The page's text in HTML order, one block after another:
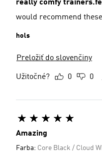
really comfy
would recommend
hols
Preložiť do slovenčiny
Užitočné? 0 0
Amazing
Farba: Core Black / Cloud